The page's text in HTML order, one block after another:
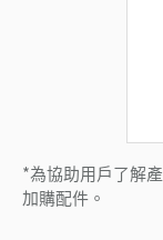
*為協助用戶了解
加購配件。